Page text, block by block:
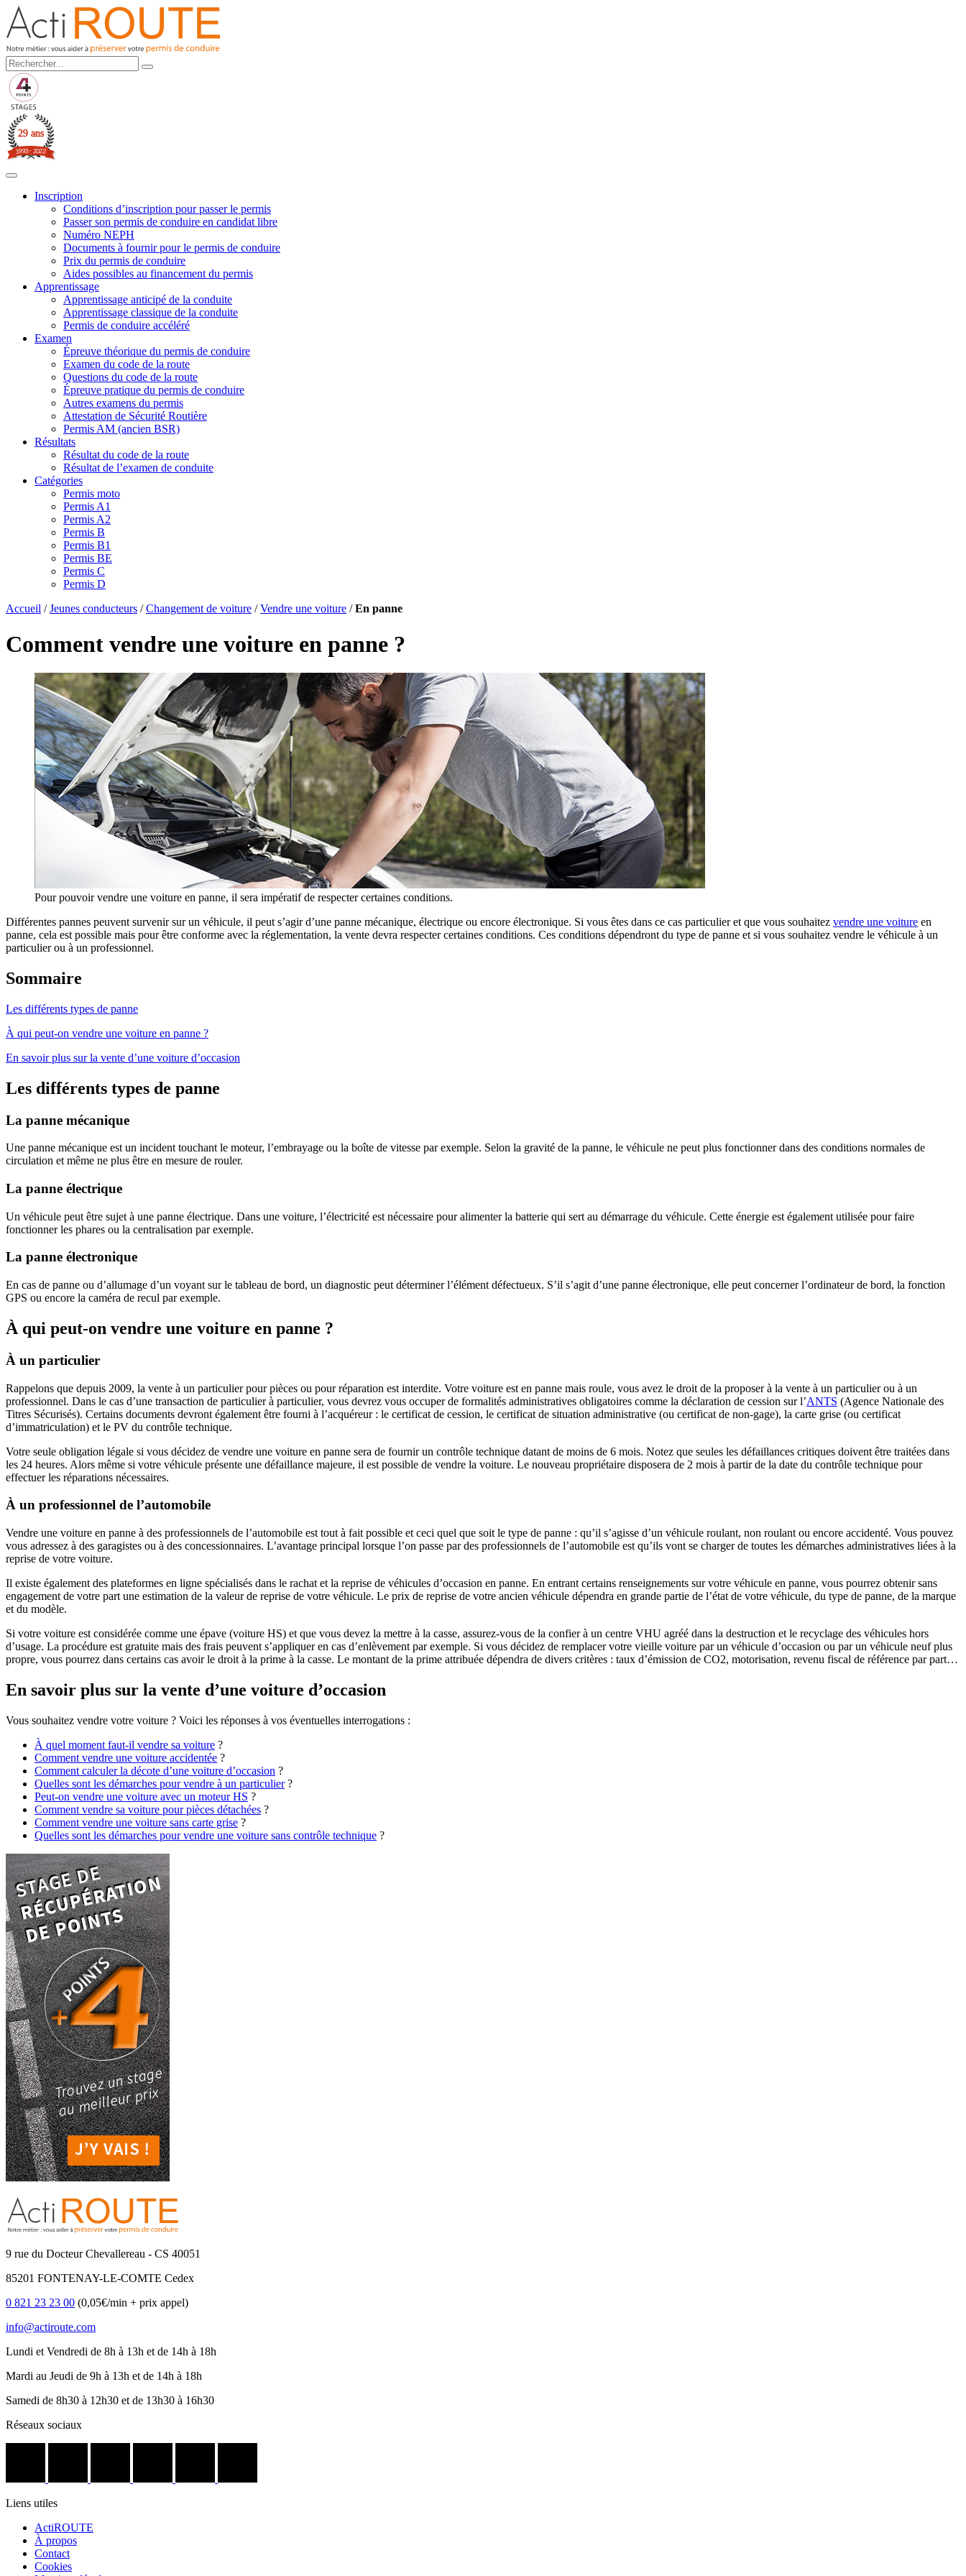
1993-2022
29 ans
Inscription
Conditions d’inscription pour passer le permis
Passer son permis de conduire en candidat libre
Numéro NEPH
Documents à fournir pour le permis de conduire
Prix du permis de conduire
Aides possibles au financement du permis
Apprentissage
Apprentissage anticipé de la conduite
Apprentissage classique de la conduite
Permis de conduire accéléré
Examen
Épreuve théorique du permis de conduire
Examen du code de la route
Questions du code de la route
Épreuve pratique du permis de conduire
Autres examens du permis
Attestation de Sécurité Routière
Permis AM (ancien BSR)
Résultats
Résultat du code de la route
Résultat de l’examen de conduite
Catégories
Permis moto
Permis A1
Permis A2
Permis B
Permis B1
Permis BE
Permis C
Permis D
Accueil /Jeunes conducteurs /Changement de voiture /Vendre une voiture /En panne
Comment vendre une voiture en panne ?
Pour pouvoir vendre une voiture en panne, il sera impératif de respecter certaines conditions.
Différentes pannes peuvent survenir sur un véhicule, il peut s’agir d’une panne mécanique, électrique ou encore électronique. Si vous êtes dans ce cas particulier et que vous souhaitez vendre une voiture en
panne, cela est possible mais pour être conforme avec la réglementation, la vente devra respecter certaines conditions. Ces conditions dépendront du type de panne et si vous souhaitez vendre le véhicule à un
particulier ou à un professionnel.
Sommaire
Les différents types de panne
À qui peut-on vendre une voiture en panne ?
En savoir plus sur la vente d’une voiture d’occasion
Les différents types de panne
La panne mécanique
Une panne mécanique est un incident touchant le moteur, l’embrayage ou la boîte de vitesse par exemple. Selon la gravité de la panne, le véhicule ne peut plus fonctionner dans des conditions normales de
circulation et même ne plus être en mesure de rouler.
La panne électrique
Un véhicule peut être sujet à une panne électrique. Dans une voiture, l’électricité est nécessaire pour alimenter la batterie qui sert au démarrage du véhicule. Cette énergie est également utilisée pour faire
fonctionner les phares ou la centralisation par exemple.
La panne électronique
En cas de panne ou d’allumage d’un voyant sur le tableau de bord, un diagnostic peut déterminer l’élément défectueux. S’il s’agit d’une panne électronique, elle peut concerner l’ordinateur de bord, la fonction
GPS ou encore la caméra de recul par exemple.
À qui peut-on vendre une voiture en panne ?
À un particulier
Rappelons que depuis 2009, la vente à un particulier pour pièces ou pour réparation est interdite. Votre voiture est en panne mais roule, vous avez le droit de la proposer à la vente à un particulier ou à un
professionnel. Dans le cas d’une transaction de particulier à particulier, vous devrez vous occuper de formalités administratives obligatoires comme la déclaration de cession sur l’ANTS (Agence Nationale des
Titres Sécurisés). Certains documents devront également être fourni à l’acquéreur : le certificat de cession, le certificat de situation administrative (ou certificat de non-gage), la carte grise (ou certificat
d’immatriculation) et le PV du contrôle technique.
Votre seule obligation légale si vous décidez de vendre une voiture en panne sera de fournir un contrôle technique datant de moins de 6 mois. Notez que seules les défaillances critiques doivent être traitées dans
les 24 heures. Alors même si votre véhicule présente une défaillance majeure, il est possible de vendre la voiture. Le nouveau propriétaire disposera de 2 mois à partir de la date du contrôle technique pour
effectuer les réparations nécessaires.
À un professionnel de l’automobile
Vendre une voiture en panne à des professionnels de l’automobile est tout à fait possible et ceci quel que soit le type de panne : qu’il s’agisse d’un véhicule roulant, non roulant ou encore accidenté. Vous pouvez
vous adressez à des garagistes ou à des concessionnaires. L’avantage principal lorsque l’on passe par des professionnels de l’automobile est qu’ils vont se charger de toutes les démarches administratives liées à la
reprise de votre voiture.
Il existe également des plateformes en ligne spécialisés dans le rachat et la reprise de véhicules d’occasion en panne. En entrant certains renseignements sur votre véhicule en panne, vous pourrez obtenir sans
engagement de votre part une estimation de la valeur de reprise de votre véhicule. Le prix de reprise de votre ancien véhicule dépendra en grande partie de l’état de votre véhicule, du type de panne, de la marque
et du modèle.
Si votre voiture est considérée comme une épave (voiture HS) et que vous devez la mettre à la casse, assurez-vous de la confier à un centre VHU agréé dans la destruction et le recyclage des véhicules hors
d’usage. La procédure est gratuite mais des frais peuvent s’appliquer en cas d’enlèvement par exemple. Si vous décidez de remplacer votre vieille voiture par un véhicule d’occasion ou par un véhicule neuf plus
propre, vous pourrez dans certains cas avoir le droit à la prime à la casse. Le montant de la prime attribuée dépendra de divers critères : taux d’émission de CO2, motorisation, revenu fiscal de référence par part…
En savoir plus sur la vente d’une voiture d’occasion
Vous souhaitez vendre votre voiture ? Voici les réponses à vos éventuelles interrogations :
À quel moment faut-il vendre sa voiture ?
Comment vendre une voiture accidentée ?
Comment calculer la décote d’une voiture d’occasion ?
Quelles sont les démarches pour vendre à un particulier?
Peut-on vendre une voiture avec un moteur HS ?
Comment vendre sa voiture pour pièces détachées ?
Comment vendre une voiture sans carte grise ?
Quelles sont les démarches pour vendre une voiture sans contrôle technique ?
9 rue du Docteur Chevallereau - CS 40051
85201 FONTENAY-LE-COMTE Cedex
0 821 23 23 00 (0,05€/min + prix appel)
info@actiroute.com
Lundi et Vendredi de 8h à 13h et de 14h à 18h
Mardi au Jeudi de 9h à 13h et de 14h à 18h
Samedi de 8h30 à 12h30 et de 13h30 à 16h30
Réseaux sociaux
Liens utiles
ActiROUTE
À propos
Contact
Cookies